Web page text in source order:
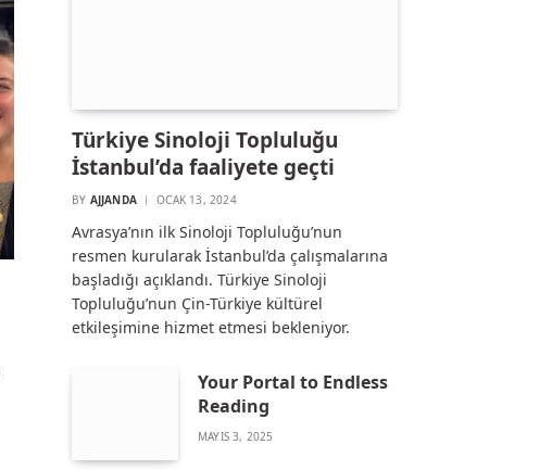
Türkiye Sinoloji Topluluğu
İstanbul’da faaliyete geçti
BY AJJANDA OCAK 13, 2024
Avrasya’nın ilk Sinoloji Topluluğu’nun
resmen kurularak İstanbul’da çalışmalarına
başladığı açıklandı. Türkiye Sinoloji
Topluluğu’nun Çin-Türkiye kültürel
etkileşimine hizmet etmesi bekleniyor.
Your Portal to Endless
Reading
MAYIS 3, 2025